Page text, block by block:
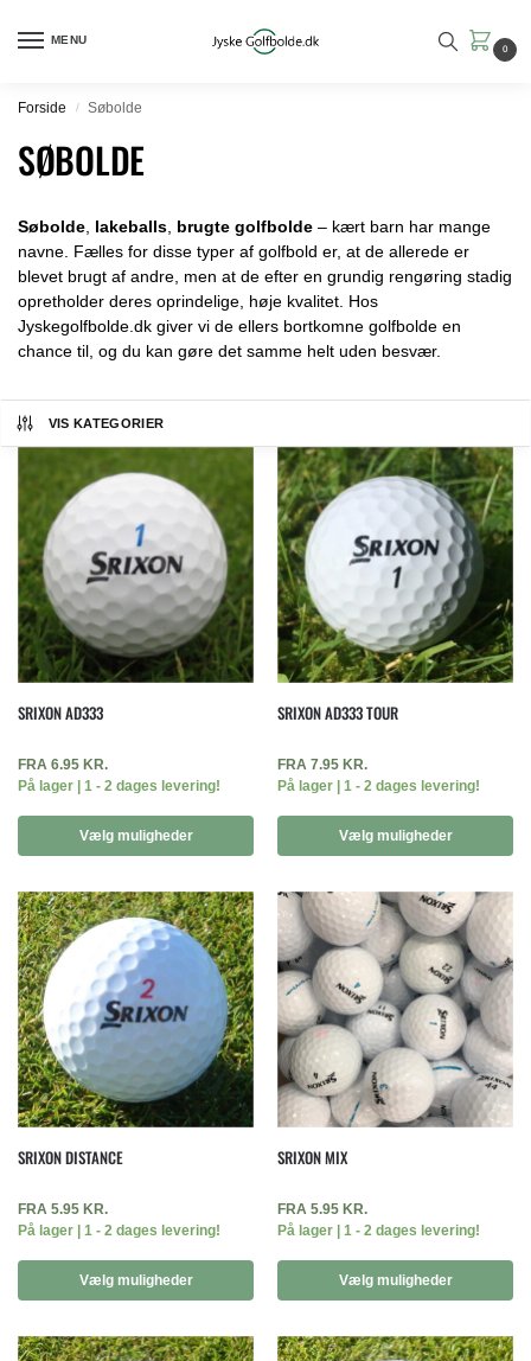
MENU
0
Forside / Søbolde
SØBOLDE
Søbolde lakeballs brugte golfbolde – kært barn har mange
navne. Fælles for disse typer af golfbold er, at de allerede er
blevet brugt af andre, men at de efter en grundig rengøring stadig
opretholder deres oprindelige, høje kvalitet. Hos
Jyskegolfbolde.dk giver vi de ellers bortkomne golfbolde en
chance til, og du kan gøre det samme helt uden besvær.
VIS KATEGORIER
SRIXON AD333
FRA 6.95 KR.
På lager | 1 - 2 dages levering!
Vælg muligheder
SRIXON AD333 TOUR
FRA 7.95 KR.
På lager | 1 - 2 dages levering!
Vælg muligheder
SRIXON DISTANCE
FRA 5.95 KR.
På lager | 1 - 2 dages levering!
Vælg muligheder
SRIXON MIX
FRA 5.95 KR.
På lager | 1 - 2 dages levering!
Vælg muligheder